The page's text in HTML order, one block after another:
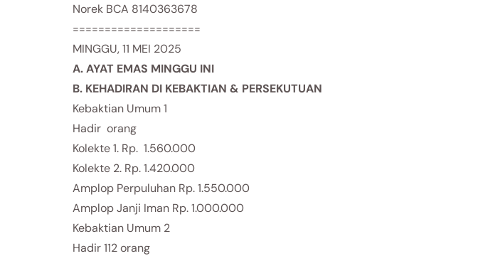
Norek BCA 8140363678
====================
MINGGU, 11 MEI 2025
A. AYAT EMAS MINGGU INI
B. KEHADIRAN DI KEBAKTIAN & PERSEKUTUAN
Kebaktian Umum 1
Hadir orang
Kolekte 1. Rp. 1.560.000
Kolekte 2. Rp. 1.420.000
Amplop Perpuluhan Rp. 1.550.000
Amplop Janji Iman Rp. 1.000.000
Kebaktian Umum 2
Hadir 112 orang